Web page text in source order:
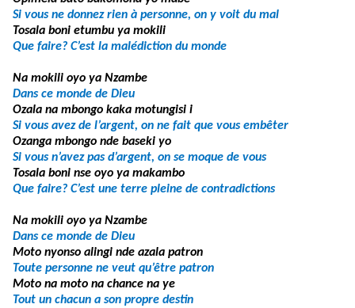
Si vous ne donnez rien à personne, on y voit du mal
Tosala boni etumbu ya mokili
Que faire? C’est la malédiction du monde
Na mokili oyo ya Nzambe
Dans ce monde de Dieu
Ozala na mbongo kaka motungisi i
Si vous avez de l’argent, on ne fait que vous embêter
Ozanga mbongo nde baseki yo
Si vous n’avez pas d’argent, on se moque de vous
Tosala boni nse oyo ya makambo
Que faire? C’est une terre pleine de contradictions
Na mokili oyo ya Nzambe
Dans ce monde de Dieu
Moto nyonso alingi nde azala patron
Toute personne ne veut qu’être patron
Moto na moto na chance na ye
Tout un chacun a son propre destin